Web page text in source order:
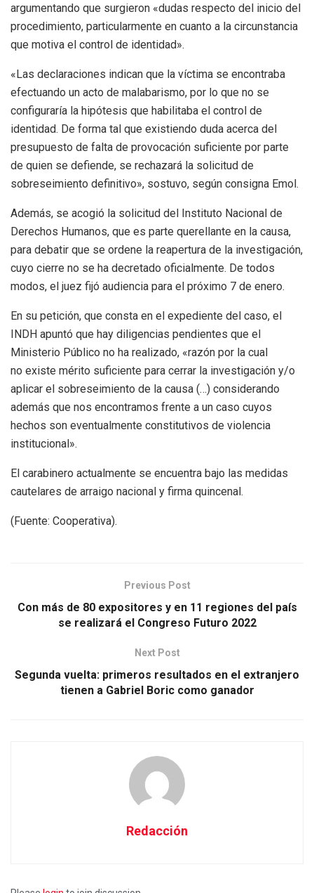
argumentando que surgieron «dudas respecto del inicio del
procedimiento, particularmente en cuanto a la circunstancia
que motiva el control de identidad».
«Las declaraciones indican que la víctima se encontraba
efectuando un acto de malabarismo, por lo que no se
configuraría la hipótesis que habilitaba el control de
identidad. De forma tal que existiendo duda acerca del
presupuesto de falta de provocación suficiente por parte
de quien se defiende, se rechazará la solicitud de
sobreseimiento definitivo», sostuvo, según consigna Emol.
Además, se acogió la solicitud del Instituto Nacional de
Derechos Humanos, que es parte querellante en la causa,
para debatir que se ordene la reapertura de la investigación,
cuyo cierre no se ha decretado oficialmente. De todos
modos, el juez fijó audiencia para el próximo 7 de enero.
En su petición, que consta en el expediente del caso, el
INDH apuntó que hay diligencias pendientes que el
Ministerio Público no ha realizado, «razón por la cual
no existe mérito suficiente para cerrar la investigación y/o
aplicar el sobreseimiento de la causa (…) considerando
además que nos encontramos frente a un caso cuyos
hechos son eventualmente constitutivos de violencia
institucional».
El carabinero actualmente se encuentra bajo las medidas
cautelares de arraigo nacional y firma quincenal.
(Fuente: Cooperativa).
Previous Post
Con más de 80 expositores y en 11 regiones del país
se realizará el Congreso Futuro 2022
Next Post
Segunda vuelta: primeros resultados en el extranjero
tienen a Gabriel Boric como ganador
Redacción